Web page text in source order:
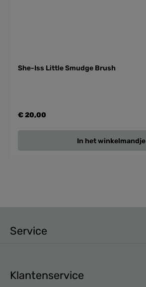
She-Iss Little Smudge Brush
€ 20,00
In het winkelmandje
Service
Klantenservice